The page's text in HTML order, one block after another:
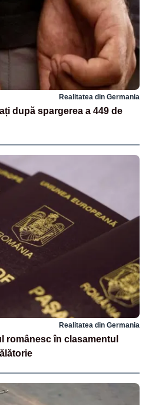
Realitatea din Germania
după spargerea a 449 de
Realitatea din Germania
românesc în clasamentul